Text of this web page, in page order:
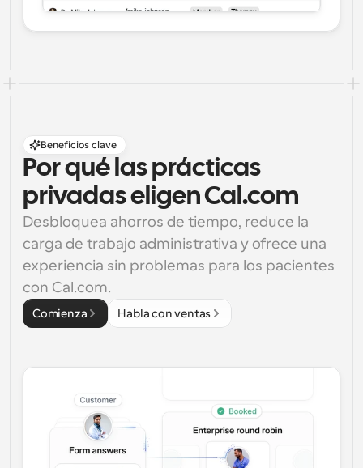
Beneficios clave
Por qué las prácticas
privadas eligen Cal.com
Desbloquea ahorros de tiempo, reduce la
carga de trabajo administrativa y ofrece una
experiencia sin problemas para los pacientes
con Cal.com.
Comienza Habla con ventas